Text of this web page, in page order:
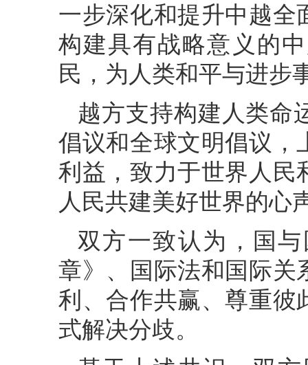
一步深化和提升中越全
构建具有战略意义的
民，为人类和平与进步
越方支持构建人类命
倡议和全球文明倡议，
利益，致力于世界人民
人民共建美好世界的心
双方一致认为，国
章》、国际法和国际关
利、合作共赢、尊重彼
式解决分歧。